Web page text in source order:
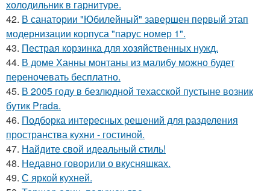
холодильник в гарнитуре.
42. В санатории "Юбилейный" завершен первый этап
модернизации корпуса "парус номер 1".
43. Пестрая корзинка для хозяйственных нужд.
44. В доме Ханны монтаны из малибу можно будет
переночевать бесплатно.
45. В 2005 году в безлюдной техасской пустыне возник
бутик Prada.
46. Подборка интересных решений для разделения
пространства кухни - гостиной.
47. Найдите свой идеальный стиль!
48. Недавно говорили о вкусняшках.
49. С яркой кухней.